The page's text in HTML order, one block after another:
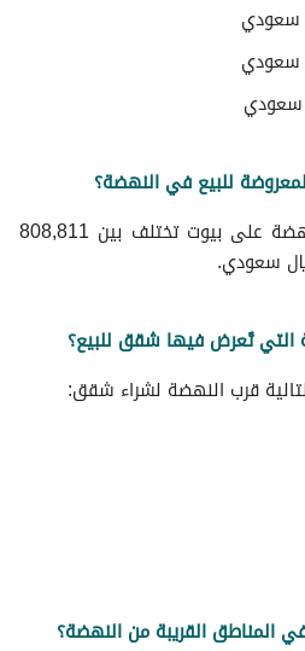
للبيع في النهضة؟
أسعار شراء الشقق في النهضة على بيوت تختلف بين 808,811
التي تُعرض فيها شقق للبيع؟
قرب النهضة لشراء شقق:
المناطق القريبة من النهضة؟